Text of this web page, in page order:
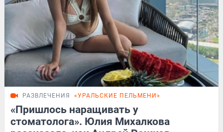
РАЗВЛЕЧЕНИЯ «УРАЛЬСКИЕ ПЕЛЬМЕНИ»
«Пришлось наращивать у
стоматолога». Юлия Михалкова